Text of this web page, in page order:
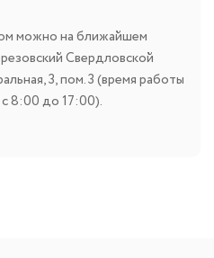
можно на ближайшем
Свердловской
3, пом. 3 (время работы
8:00 до 17:00).